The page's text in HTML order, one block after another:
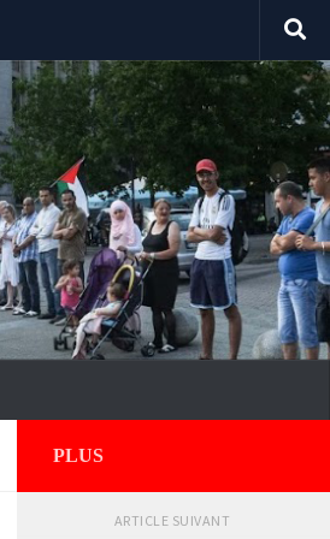
PLUS
ARTICLE SUIVANT